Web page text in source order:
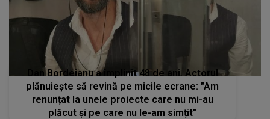
Dan Bordeianu a împlinit 48 de ani. Actorul
plănuiește să revină pe micile ecrane: "Am
renunțat la unele proiecte care nu mi-au
plăcut și pe care nu le-am simțit"